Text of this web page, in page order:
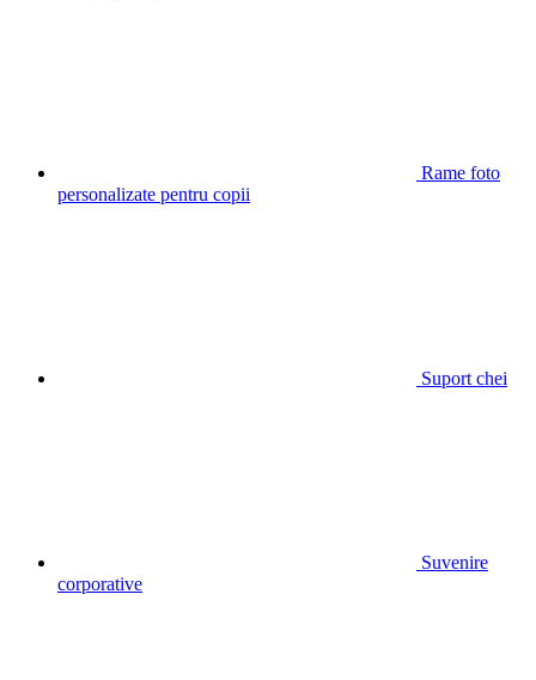
Rame foto
personalizate pentru copii
Suport chei
Suvenire
corporative